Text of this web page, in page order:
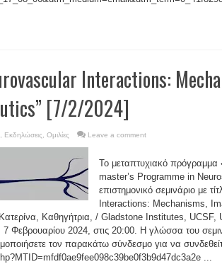
Interactions:
[7/2/2024]
Εκδηλώσεις Ομιλίες Leave a comment
Το μεταπτυχιακό
master’s Programme in
επιστημονικό σεμινάριο με
Interactions: Mechanisms,
Καθηγήτρια, / Gladstone Institutes, UCSF,
7 Φεβρουαρίου 2024, στις 20:00. Η γλώσσα του
τον παρακάτω σύνδεσμο για να
...